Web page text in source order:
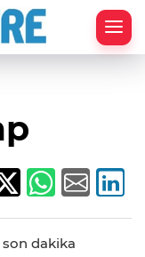
dakika